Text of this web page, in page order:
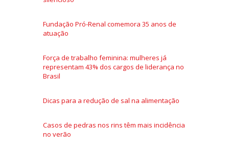
Fundação Pró-Renal comemora 35 anos de
atuação
Força de trabalho feminina: mulheres já
representam 43% dos cargos de liderança no
Brasil
Dicas para a redução de sal na alimentação
Casos de pedras nos rins têm mais incidência
no verão